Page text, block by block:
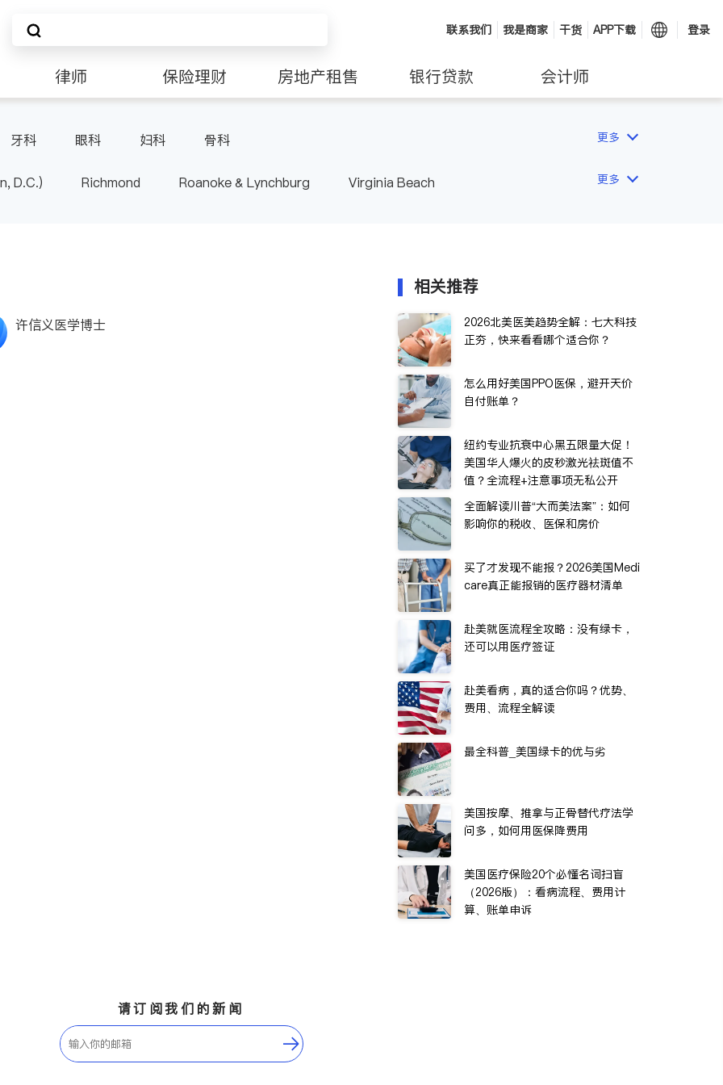
联系我们 我是商家 干货 APP下载 登录
律师 保险理财 房地产租售 银行贷款 会计师
牙科 眼科 妇科 骨科 更多
D.C.) Richmond Roanoke & Lynchburg Virginia Beach 更多
许信义医学博士
相关推荐
2026北美医美趋势全解：七大科技
正夯，快来看看哪个适合你？
怎么用好美国PPO医保，避开天价
自付账单？
纽约专业抗衰中心黑五限量大促！
美国华人爆火的皮秒激光祛斑值不
值？全流程+注意事项无私公开
全面解读川普“大而美法案”：如何
影响你的税收、医保和房价
买了才发现不能报？2026美国Medi
care真正能报销的医疗器材清单
赴美就医流程全攻略：没有绿卡，
还可以用医疗签证
赴美看病，真的适合你吗？优势、
费用、流程全解读
最全科普_美国绿卡的优与劣
美国按摩、推拿与正骨替代疗法学
问多，如何用医保降费用
美国医疗保险20个必懂名词扫盲
（2026版）：看病流程、费用计
算、账单申诉
请订阅我们的新闻